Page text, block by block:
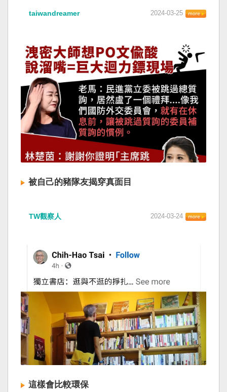
taiwandreamer 2024-03-25
被自己的豬隊友揭穿真面目
TW觀察人 2024-03-24
這樣會比較環保